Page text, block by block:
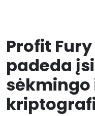
Profit
padeda